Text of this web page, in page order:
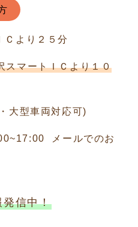
Ｃより２５分
スマートＩＣより１０
大型車両対応可)
メールでのお
発信中！